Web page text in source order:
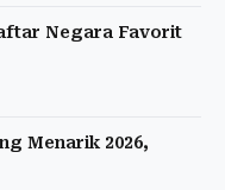
Negara Favorit
Menarik 2026,